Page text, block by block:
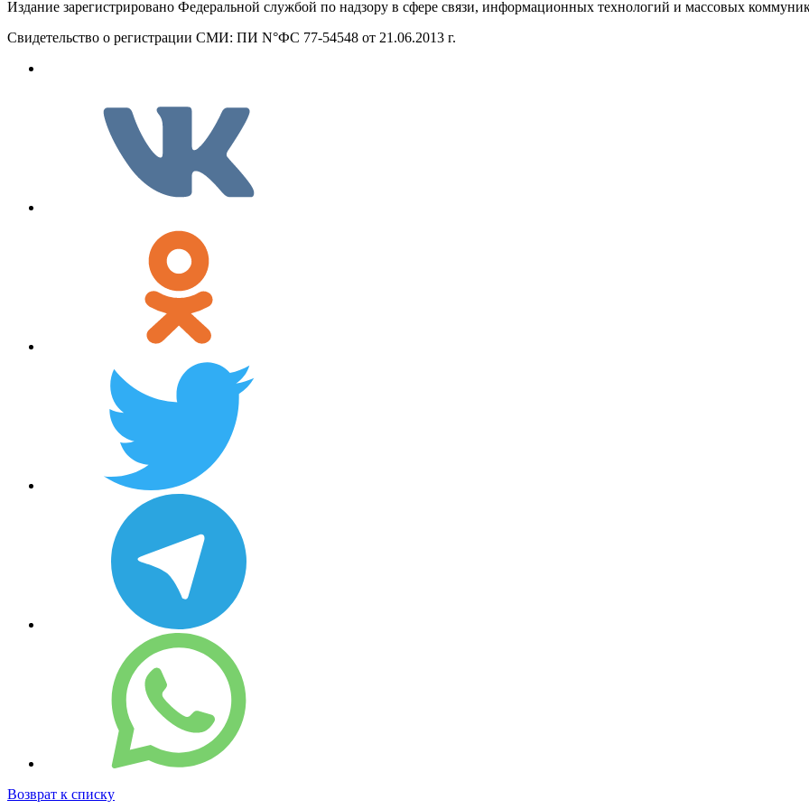
Издание зарегистрировано Федеральной службой по надзору в сфере связи, информационных технологий и массовых
Свидетельство о регистрации СМИ: ПИ N°ФС 77-54548 от 21.06.2013 г.
Возврат к списку